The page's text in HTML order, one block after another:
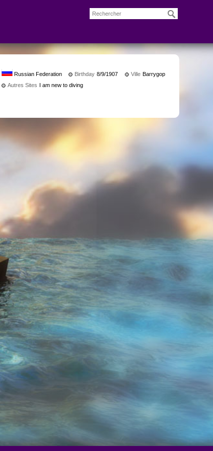
Russian Federation Birthday 8/9/1907 Ville Barrygop
Autres Sites I am new to diving